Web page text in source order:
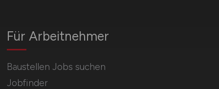
Für Arbeitnehmer
Baustellen Jobs suchen
Jobfinder